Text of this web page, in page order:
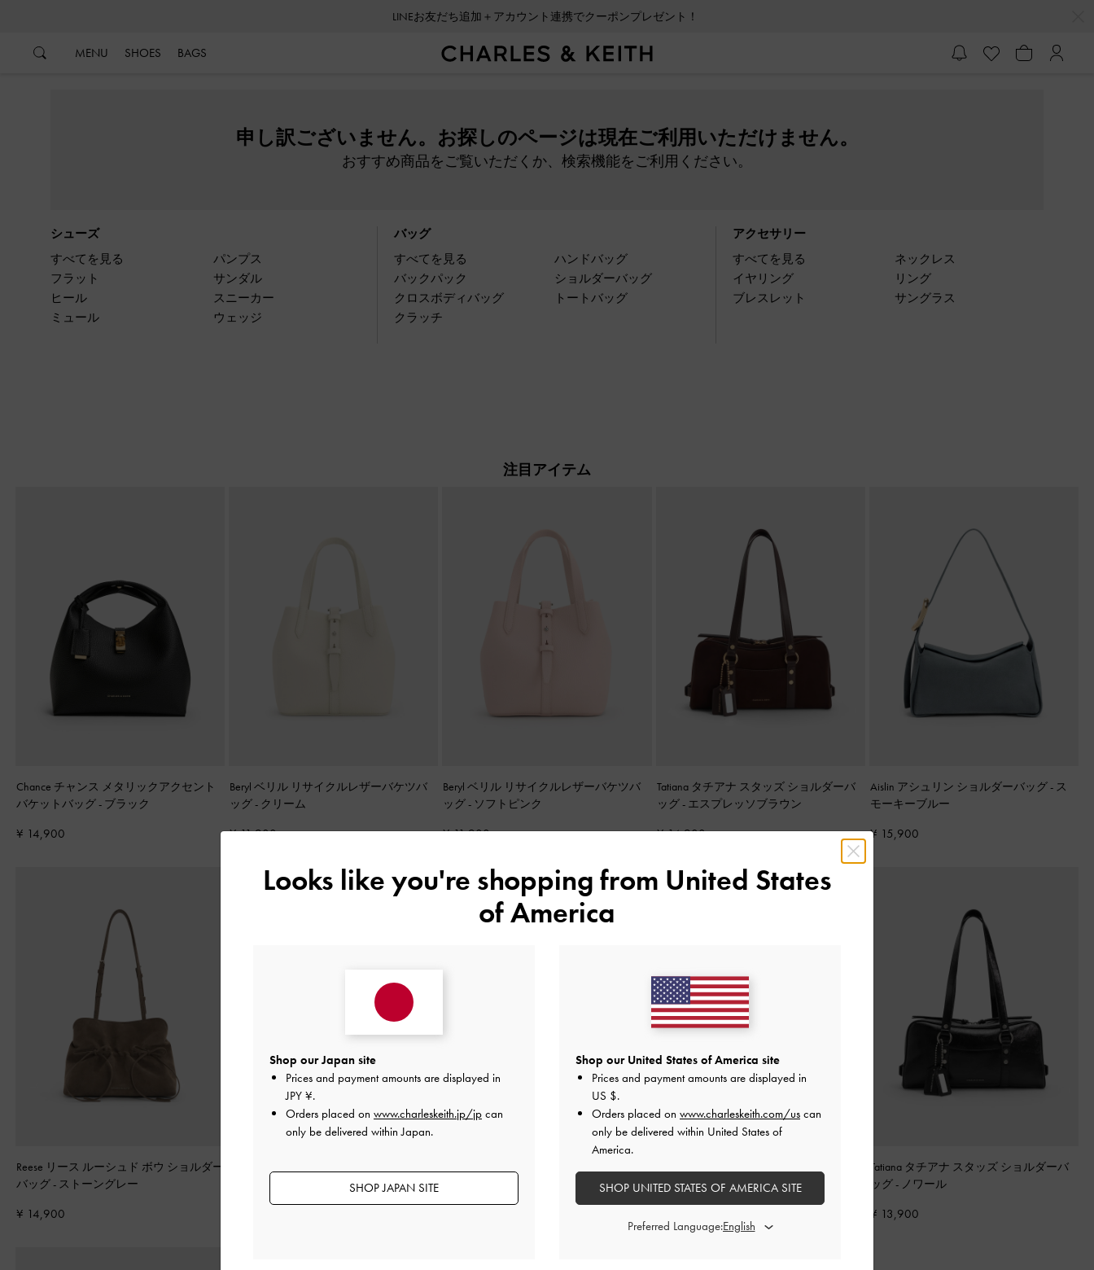
LINEお友だち追加＋アカウント連携でクーポンプレゼント！
MENU SHOES BAGS
申し訳ございません。お探しのページは現在ご利用いただけません。
おすすめ商品をご覧いただくか、検索機能をご利用ください。
シューズ
すべてを見る
フラット
ヒール
ミュール
パンプス
サンダル
スニーカー
ウェッジ
バッグ
すべてを見る
バックパック
クロスボディバッグ
クラッチ
ハンドバッグ
ショルダーバッグ
トートバッグ
アクセサリー
すべてを見る
イヤリング
ブレスレット
ネックレス
リング
サングラス
注目アイテム
Chance チャンス メタリックアクセント
バケットバッグ - ブラック
¥ 14,900
Beryl ベリル リサイクルレザーバケツバ
ッグ - クリーム
¥ 11,900
Beryl ベリル リサイクルレザーバケツバ
ッグ - ソフトピンク
¥ 11,900
Tatiana タチアナ スタッズ ショルダーバ
ッグ - エスプレッソブラウン
¥ 14,900
Aislin アシュリン ショルダーバッグ - ス
モーキーブルー
¥ 15,900
Reese リース ルーシュド ボウ ショルダー
バッグ - ストーングレー
¥ 14,900
ワインベリーレッ
ブラックテクスチャー
Tatiana タチアナ スタッズ ショルダーバ
ッグ - ノワール
¥ 13,900
Looks like you're shopping from United States
of America
Shop our Japan site
Prices and payment amounts are displayed in
JPY ¥.
Orders placed on www.charleskeith.jp/jp can
only be delivered within Japan.
SHOP JAPAN SITE
Shop our United States of America site
Prices and payment amounts are displayed in
US $.
Orders placed on www.charleskeith.com/us can
only be delivered within United States of
America.
SHOP UNITED STATES OF AMERICA SITE
Preferred Language: